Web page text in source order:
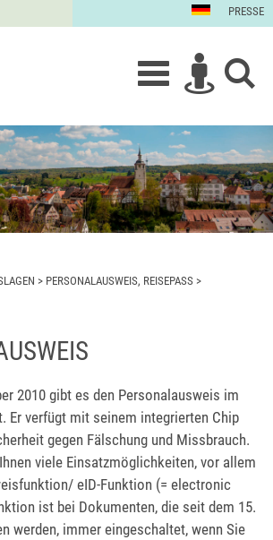
PRESSE
> PERSONALAUSWEIS, REISEPASS >
2010 gibt es den Personalausweis im
Er verfügt mit seinem integrierten Chip
gegen Fälschung und Missbrauch.
viele Einsatzmöglichkeiten, vor allem
eID-Funktion (= electronic
ist bei Dokumenten, die seit dem 15.
werden, immer eingeschaltet, wenn Sie